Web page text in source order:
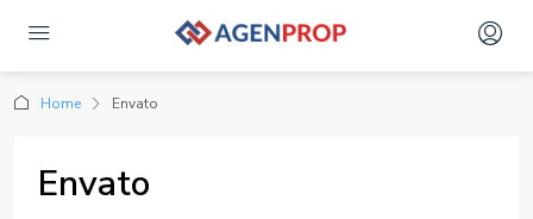
Home Envato
Envato